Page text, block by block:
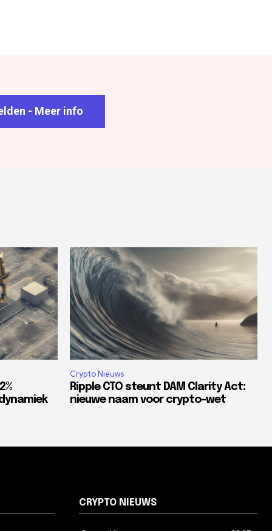
- Meer info
Crypto Nieuws
Ripple CTO steunt DAM Clarity Act:
nieuwe naam voor crypto-wet
CRYPTO NIEUWS